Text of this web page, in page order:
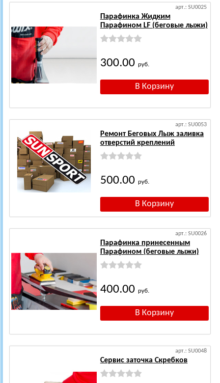
арт.: SU0025
Парафинка Жидким
Парафином LF (беговые лыжи)
300.00 руб.
арт.: SU0053
Ремонт Беговых Лыж заливка
отверстий креплений
500.00 руб.
арт.: SU0026
Парафинка принесенным
Парафином (беговые лыжи)
400.00 руб.
арт.: SU0048
Сервис заточка Скребков